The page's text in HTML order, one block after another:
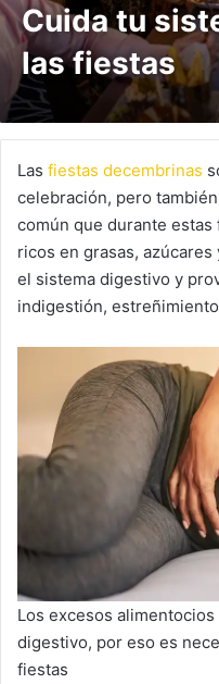
Cuida tu
las fiestas
Las fiestas decembrinas
celebración, pero
común que durante estas
ricos en grasas,
el sistema digestivo y
indigestión,
Los excesos
digestivo, por eso es
fiestas